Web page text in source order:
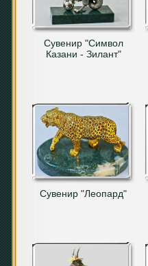
Сувенир "Символ
Казани - Зилант"
Сувенир "Леопард"